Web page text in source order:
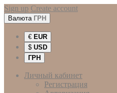
Sign up Create account
Валюта ГРН
€ EUR
$ USD
ГРН
Личный кабинет
Регистрация